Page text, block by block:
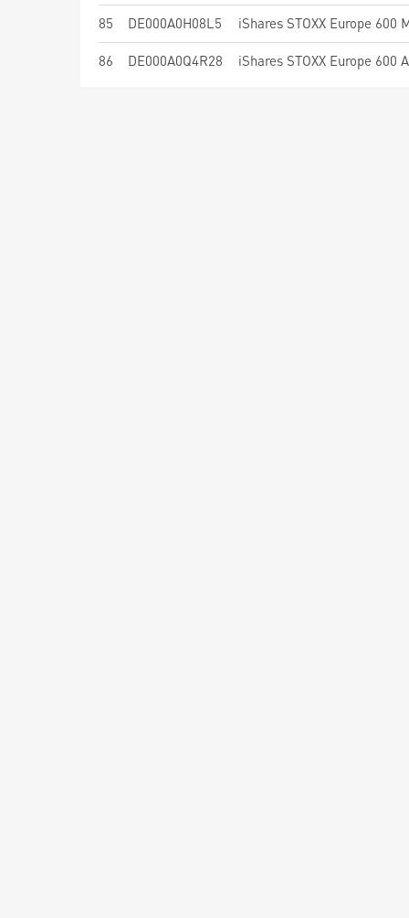
85 DE000A0H08L5 iShares STOXX Europe 600
86 DE000A0Q4R28